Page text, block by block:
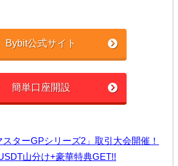
Bybit公式サイト
簡単口座開設
ターGPシリーズ2」取引大会開催！
山分け+豪華特典GET!!